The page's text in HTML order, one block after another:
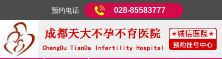
预约电话 028-85583777